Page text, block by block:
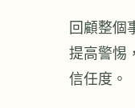
回顧整個
提高警惕
信任度。